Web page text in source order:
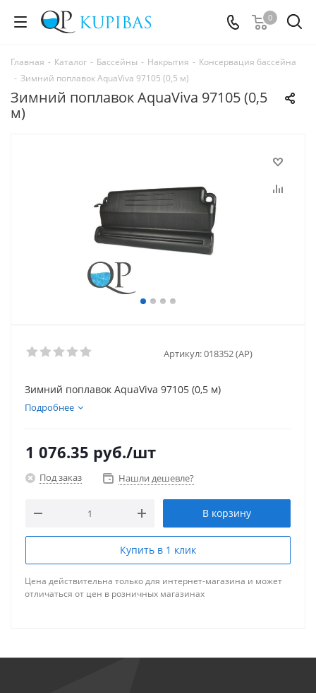
0
Главная - Каталог - Бассейны - Накрытия - Консервация бассейна
- Зимний поплавок AquaViva 97105 (0,5 м)
Зимний поплавок AquaViva 97105 (0,5
м)
Артикул:018352 (AP)
Зимний поплавок AquaViva 97105 (0,5 м)
Подробнее
1 076.35 руб./шт
Под заказ Нашли дешевле?
В корзину
Купить в 1 клик
Цена действительна только для интернет-магазина и может
отличаться от цен в розничных магазинах